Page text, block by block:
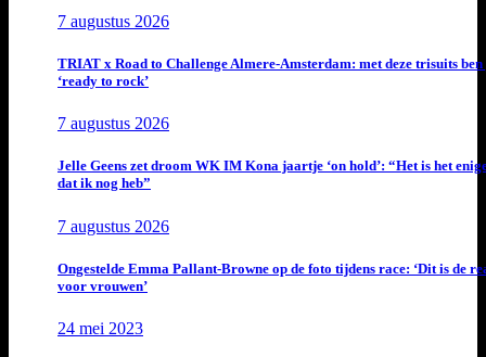
7 augustus 2026
TRIAT x Road to Challenge Almere-Amsterdam: met deze trisuits ben
‘ready to rock’
7 augustus 2026
Jelle Geens zet droom WK IM Kona jaartje ‘on hold’: “Het is het
dat ik nog heb”
7 augustus 2026
Ongestelde Emma Pallant-Browne op de foto tijdens race: ‘Dit is de
voor vrouwen’
24 mei 2023